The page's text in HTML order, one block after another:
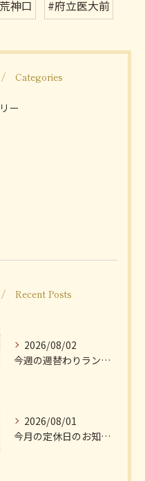
神口 #府立医大前
Categories
ー
Recent Posts
2026/08/02
今週の週替わりランチのご紹介です
2026/08/01
今月の定休日のお知らせです